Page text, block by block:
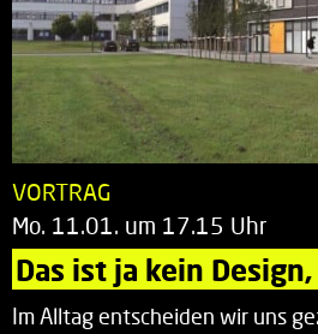
VORTRAG
Mo. 11.01. um 17.15 Uhr
Das ist ja kein
Im Alltag entscheiden wir uns